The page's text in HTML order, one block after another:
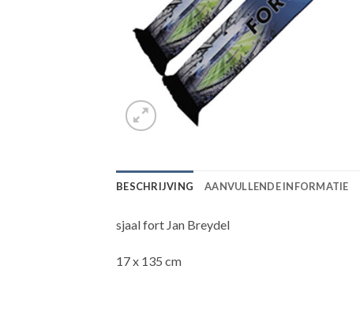
BESCHRIJVING AANVULLENDE INFORMATIE
sjaal fort Jan Breydel
17 x 135 cm